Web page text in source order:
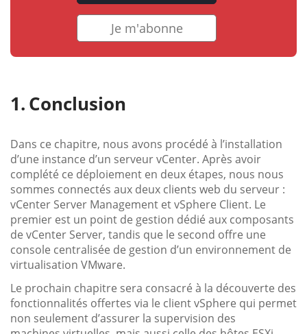
Je m'abonne
Conclusion
Dans ce chapitre, nous avons procédé à l’installation
d’une instance d’un serveur vCenter. Après avoir
complété ce déploiement en deux étapes, nous nous
sommes connectés aux deux clients web du serveur :
vCenter Server Management et vSphere Client. Le
premier est un point de gestion dédié aux composants
de vCenter Server, tandis que le second offre une
console centralisée de gestion d’un environnement de
virtualisation VMware.
Le prochain chapitre sera consacré à la découverte des
fonctionnalités offertes via le client vSphere qui permet
non seulement d’assurer la supervision des